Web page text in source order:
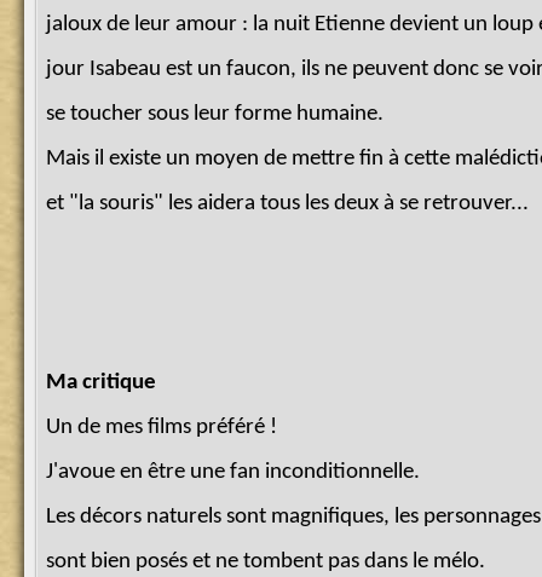
jaloux de leur amour : la nuit Etienne devient un loup
jour Isabeau est un faucon, ils ne peuvent donc se
se toucher sous leur forme humaine.
Mais il existe un moyen de mettre fin à cette
et "la souris" les aidera tous les deux à se retrouver...
Ma critique
Un de mes films préféré !
J'avoue en être une fan inconditionnelle.
Les décors naturels sont magnifiques, les personnages
sont bien posés et ne tombent pas dans le mélo.